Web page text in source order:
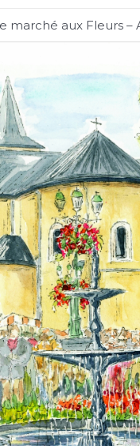
marché aux Fleurs –